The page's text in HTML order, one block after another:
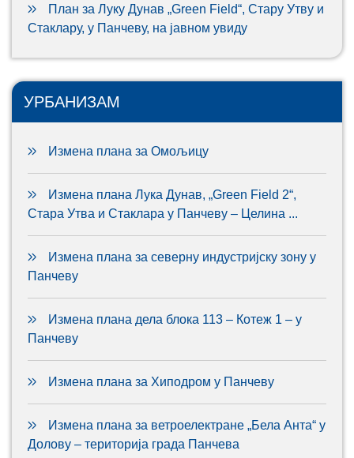
План за Луку Дунав „Green Field“, Стару Утву и
Стаклару, у Панчеву, на јавном увиду
УРБАНИЗАМ
Измена плана за Омољицу
Измена плана Лука Дунав, „Green Field 2“,
Стара Утва и Стаклара у Панчеву – Целина ...
Измена плана за северну индустријску зону у
Панчеву
Измена плана дела блока 113 – Котеж 1 – у
Панчеву
Измена плана за Хиподром у Панчеву
Измена плана за ветроелектране „Бела Анта“ у
Долову – територија града Панчева